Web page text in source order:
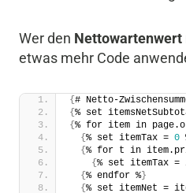
Wer den Nettowartenwert
etwas mehr Code
{ # Netto-
{ % set
{ % for item in
{ % set itemTax = 0
{ % for t in
{ % set itemTax
{ % endfor %}
{ % set itemNet =